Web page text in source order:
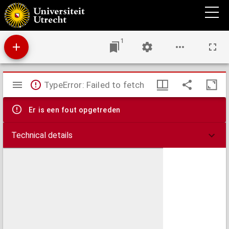
Carte de France dressée pour l'usage du Roy
1
Mirador
viewer
TypeError: Failed to fetch
Er is een fout opgetreden
Technical details